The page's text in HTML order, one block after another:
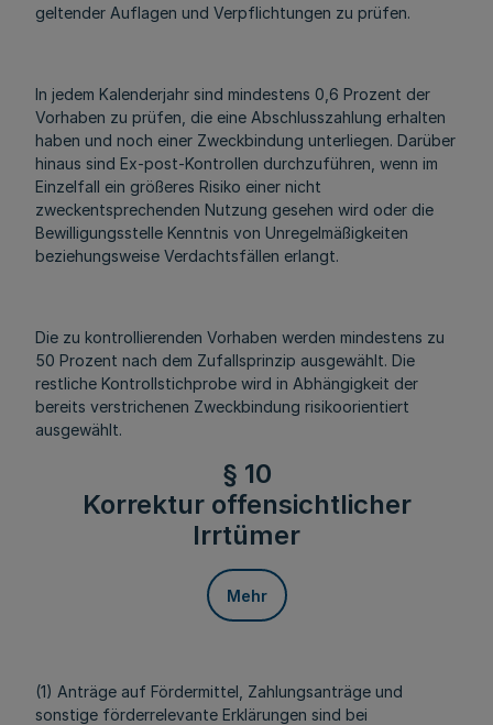
geltender Auflagen und Verpflichtungen zu prüfen.
In jedem Kalenderjahr sind mindestens 0,6 Prozent der
Vorhaben zu prüfen, die eine Abschlusszahlung erhalten
haben und noch einer Zweckbindung unterliegen. Darüber
hinaus sind Ex-post-Kontrollen durchzuführen, wenn im
Einzelfall ein größeres Risiko einer nicht
zweckentsprechenden Nutzung gesehen wird oder die
Bewilligungsstelle Kenntnis von Unregelmäßigkeiten
beziehungsweise Verdachtsfällen erlangt.
Die zu kontrollierenden Vorhaben werden mindestens zu
50 Prozent nach dem Zufallsprinzip ausgewählt. Die
restliche Kontrollstichprobe wird in Abhängigkeit der
bereits verstrichenen Zweckbindung risikoorientiert
ausgewählt.
§ 10
Korrektur offensichtlicher
Irrtümer
Mehr
(1) Anträge auf Fördermittel, Zahlungsanträge und
sonstige förderrelevante Erklärungen sind bei